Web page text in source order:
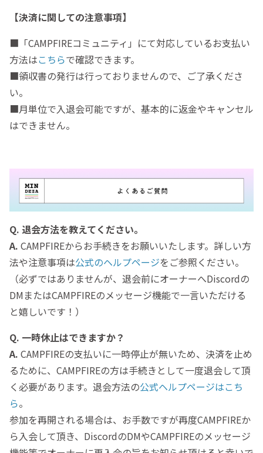
【決済に関しての注意事項】
■「CAMPFIREコミュニティ」にて対応しているお支払い
方法はこちらで確認できます。
■領収書の発行は行っておりませんので、ご了承くださ
い。
■月単位で入退会可能ですが、基本的に返金やキャンセル
はできません。
Q. 退会方法を教えてください。
A. CAMPFIREからお手続きをお願いいたします。詳しい方
法や注意事項は公式のヘルプページをご参照ください。
（必ずではありませんが、退会前にオーナーへDiscordの
DMまたはCAMPFIREのメッセージ機能で一言いただける
と嬉しいです！）
Q. 一時休止はできますか？
A. CAMPFIREの支払いに一時停止が無いため、決済を止め
るために、CAMPFIREの方は手続きとして一度退会して頂
く必要があります。退会方法の公式ヘルプページはこち
ら。
参加を再開される場合は、お手数ですが再度CAMPFIREか
ら入会して頂き、DiscordのDMやCAMPFIREのメッセージ